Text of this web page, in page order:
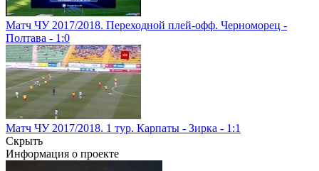
Матч ЧУ 2017/2018. Переходной плей-офф. Черноморец -
Полтава - 1:0
Матч ЧУ 2017/2018. 1 тур. Карпаты - Зирка - 1:1
Скрыть
Информация о проекте